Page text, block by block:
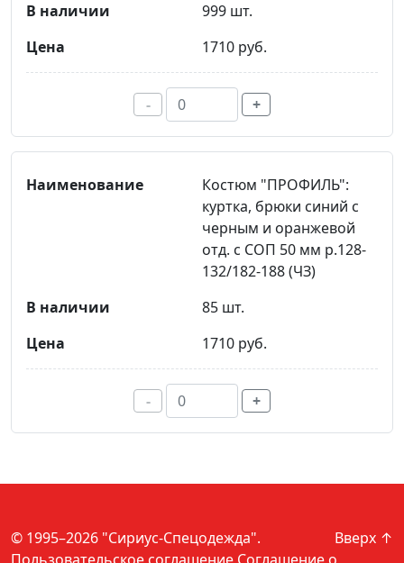
999 шт.
1710 руб.
- +
Костюм "ПРОФИЛЬ":
куртка, брюки синий с
черным и оранжевой
отд. с СОП 50 мм р.128-
132/182-188 (ЧЗ)
85 шт.
1710 руб.
- +
Вверх ↑
© 1995–2026 "Сириус-Спецодежда".